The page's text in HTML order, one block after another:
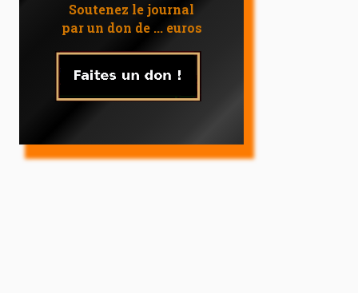
Soutenez le journal
par un don de ... euros